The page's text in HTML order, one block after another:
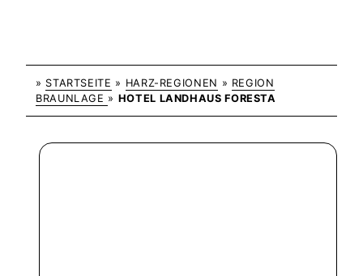
» STARTSEITE » HARZ-REGIONEN » REGION
BRAUNLAGE » HOTEL LANDHAUS FORESTA